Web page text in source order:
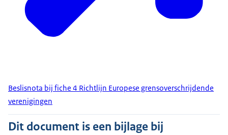
Beslisnota bij fiche 4 Richtlijn Europese grensoverschrijdende
verenigingen
Dit document is een bijlage bij